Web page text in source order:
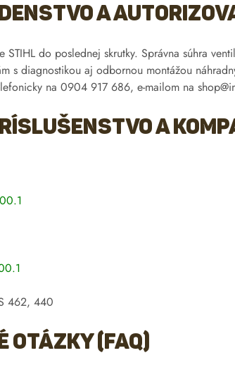
a
STIHL do poslednej skrutky. Správna súhra
s diagnostikou aj odbornou montážou
na 0904 917 686, e-mailom na
a
462, 440
(FAQ)